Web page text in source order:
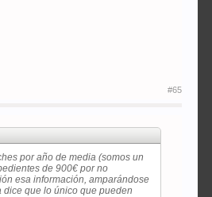
#65
por año de media (somos un
de 900€ por no
esa información, amparándose
dice que lo único que pueden